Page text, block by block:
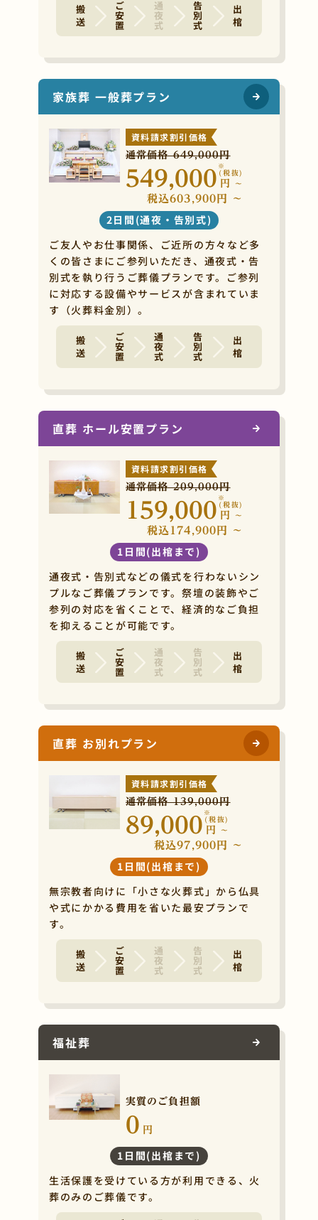
搬 送 ご安置 通夜式 告別式 出 棺
家族葬 一般葬プラン
資料請求割引価格
通常価格 649,000円
549,000
※
円
(税抜)
~
税込603,900円 ~
2日間(通夜・告別式)
ご友人やお仕事関係、ご近所の方々など多
くの皆さまにご参列いただき、通夜式・告
別式を執り行うご葬儀プランです。ご参列
に対応する設備やサービスが含まれていま
す（火葬料金別）。
搬 送 ご安置 通夜式 告別式 出 棺
直葬 ホール安置プラン
資料請求割引価格
通常価格 209,000円
159,000
※
円
(税抜)
~
税込174,900円 ~
1日間(出棺まで)
通夜式・告別式などの儀式を行わないシン
プルなご葬儀プランです。祭壇の装飾やご
参列の対応を省くことで、経済的なご負担
を抑えることが可能です。
搬 送 ご安置 通夜式 告別式 出 棺
直葬 お別れプラン
資料請求割引価格
通常価格 139,000円
89,000
※
円
(税抜)
~
税込97,900円 ~
1日間(出棺まで)
無宗教者向けに「小さな火葬式」から仏具
や式にかかる費用を省いた最安プランで
す。
搬 送 ご安置 通夜式 告別式 出 棺
福祉葬
実質のご負担額
0 円
1日間(出棺まで)
生活保護を受けている方が利用できる、火
葬のみのご葬儀です。